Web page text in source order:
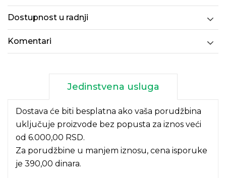
Dostupnost u radnji
Komentari
Jedinstvena usluga
Dostava će biti besplatna ako vaša porudžbina
uključuje proizvode bez popusta za iznos veći
od 6.000,00 RSD.
Za porudžbine u manjem iznosu, cena isporuke
je 390,00 dinara.